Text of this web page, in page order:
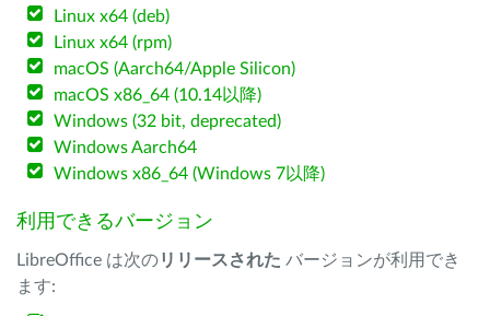
Linux x64 (deb)
Linux x64 (rpm)
macOS (Aarch64/Apple Silicon)
macOS x86_64 (10.14以降)
Windows (32 bit, deprecated)
Windows Aarch64
Windows x86_64 (Windows 7以降)
利用できるバージョン
LibreOffice は次のリリースされた バージョンが利用でき
ます: